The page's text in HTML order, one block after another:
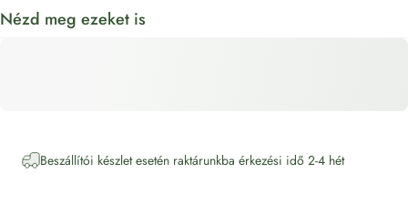
Nézd meg ezeket is
Beszállítói készlet esetén raktárunkba érkezési idő 2-4 hét